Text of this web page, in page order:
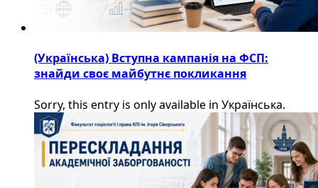
(Українська) Вступна кампанія на ФСП:
знайди своє майбутнє покликання
Sorry, this entry is only available in Українська.